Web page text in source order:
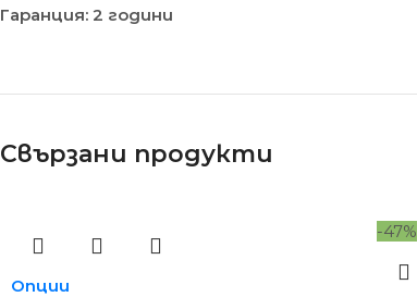
Гаранция: 2 години
Свързани продукти
Опции
-47%